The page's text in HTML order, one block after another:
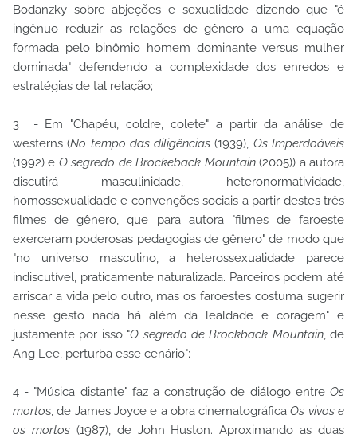
Bodanzky sobre abjeções e sexualidade dizendo que "é
ingênuo reduzir as relações de gênero a uma equação
formada pelo binômio homem dominante versus mulher
dominada" defendendo a complexidade dos enredos e
estratégias de tal relação;
3 - Em "Chapéu, coldre, colete" a partir da análise de
westerns (No tempo das diligências (1939), Os Imperdoáveis
(1992) e O segredo de Brockeback Mountain(2005)) a autora
discutirá masculinidade, heteronormatividade,
homossexualidade e convenções sociais a partir destes três
filmes de gênero, que para autora "filmes de faroeste
exerceram poderosas pedagogias de gênero" de modo que
"no universo masculino, a heterossexualidade parece
indiscutível, praticamente naturalizada. Parceiros podem até
arriscar a vida pelo outro, mas os faroestes costuma sugerir
nesse gesto nada há além da lealdade e coragem" e
justamente por isso "O segredo de Brockback Mountain, de
Ang Lee, perturba esse cenário";
4 - "Música distante" faz a construção de diálogo entre Os
mortos, de James Joyce e a obra cinematográficaOs vivos e
os mortos(1987), de John Huston. Aproximando as duas